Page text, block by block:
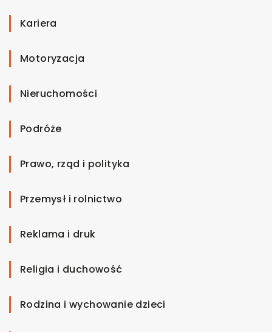
Kariera
Motoryzacja
Nieruchomości
Podróże
Prawo, rząd i polityka
Przemysł i rolnictwo
Reklama i druk
Religia i duchowość
Rodzina i wychowanie dzieci